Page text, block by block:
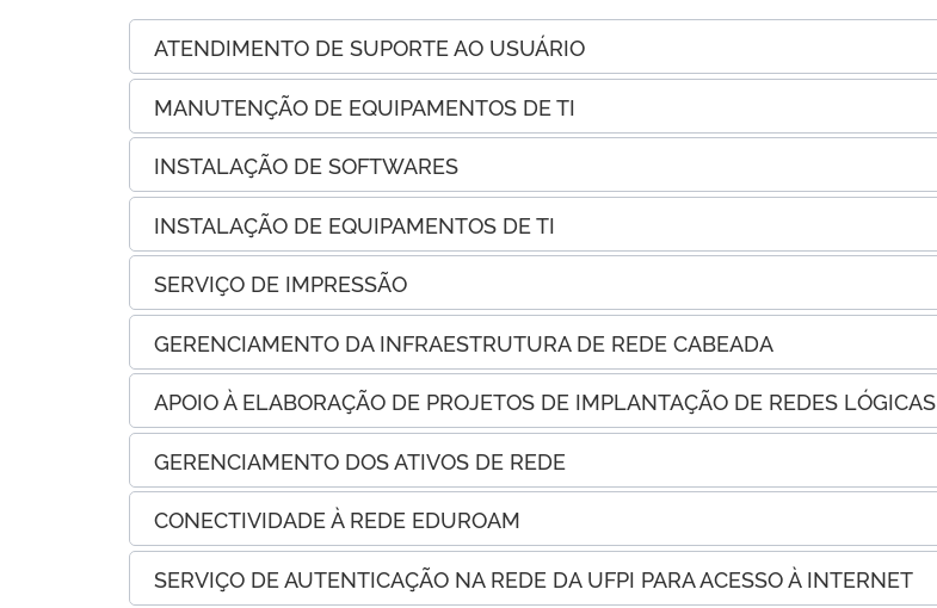
ATENDIMENTO DE SUPORTE AO USUÁRIO
MANUTENÇÃO DE EQUIPAMENTOS DE TI
INSTALAÇÃO DE SOFTWARES
INSTALAÇÃO DE EQUIPAMENTOS DE TI
SERVIÇO DE IMPRESSÃO
GERENCIAMENTO DA INFRAESTRUTURA DE REDE CABEADA
APOIO À ELABORAÇÃO DE PROJETOS DE IMPLANTAÇÃO DE REDES LÓGICAS
GERENCIAMENTO DOS ATIVOS DE REDE
CONECTIVIDADE À REDE EDUROAM
SERVIÇO DE AUTENTICAÇÃO NA REDE DA UFPI PARA ACESSO À INTERNET